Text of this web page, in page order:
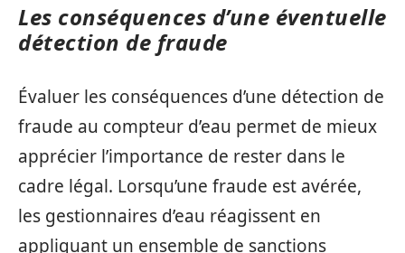
Les conséquences d’une éventuelle
détection de fraude
Évaluer les conséquences d’une détection de
fraude au compteur d’eau permet de mieux
apprécier l’importance de rester dans le
cadre légal. Lorsqu’une fraude est avérée,
les gestionnaires d’eau réagissent en
appliquant un ensemble de sanctions